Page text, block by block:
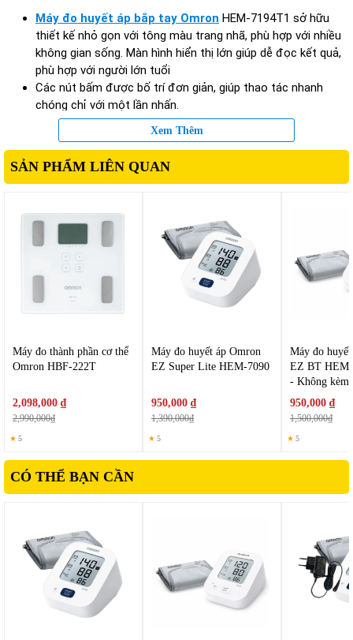
Máy đo huyết áp bắp tay Omron HEM-7194T1 sở hữu
thiết kế nhỏ gọn với tông màu trang nhã, phù hợp với nhiều
không gian sống. Màn hình hiển thị lớn giúp dễ đọc kết quả,
phù hợp với người lớn tuổi
Các nút bấm được bố trí đơn giản, giúp thao tác nhanh
chóng chỉ với một lần nhấn.
2. Vòng bít ôm tay chắc chắn
Máy đi kèm vòng bít mềm, dễ quấn và phù hợp với nhiều kích
thước cánh tay. Thiết kế nhằm tăng độ chính xác khi đo,
II. Tính năng nổi bật của
Omron HEM-7194T1
1. Công nghệ đo IntelliSense thông minh
Xem Thêm
SẢN PHẨM LIÊN QUAN
Máy đo thành phần cơ thể
Omron HBF-222T
2,098,000 ₫
2,990,000₫
★ 5
Máy đo huyết áp Omron
EZ Super Lite HEM-7090
950,000 ₫
1,390,000₫
★ 5
Máy đo
EZ BT
- Không kèm
950,000 ₫
1,500,000₫
★ 5
CÓ THỂ BẠN CẦN